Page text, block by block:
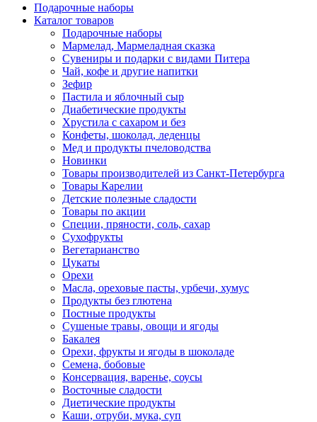
Подарочные наборы
Каталог товаров
Подарочные наборы
Мармелад, Мармеладная сказка
Сувениры и подарки с видами Питера
Чай, кофе и другие напитки
Зефир
Пастила и яблочный сыр
Диабетические продукты
Хрустила с сахаром и без
Конфеты, шоколад, леденцы
Мед и продукты пчеловодства
Новинки
Товары производителей из Санкт-Петербурга
Товары Карелии
Детские полезные сладости
Товары по акции
Специи, пряности, соль, сахар
Сухофрукты
Вегетарианство
Цукаты
Орехи
Масла, ореховые пасты, урбечи, хумус
Продукты без глютена
Постные продукты
Сушеные травы, овощи и ягоды
Бакалея
Орехи, фрукты и ягоды в шоколаде
Семена, бобовые
Консервация, варенье, соусы
Восточные сладости
Диетические продукты
Каши, отруби, мука, суп